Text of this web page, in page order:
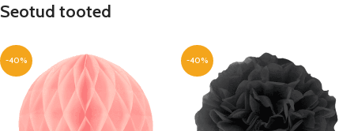
Seotud tooted
-40% -40%